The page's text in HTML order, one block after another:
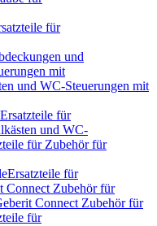
für
und
mit
und WC-Steuerungen mit
Ersatzteile für
und WC-
für Zubehör für
Ersatzteile für
Connect Zubehör für
Connect Zubehör für
für